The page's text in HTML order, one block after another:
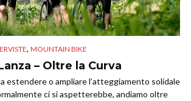
, MOUNTAIN BIKE
– Oltre la Curva
estendere o ampliare l’atteggiamento solidale
ci si aspetterebbe, andiamo oltre